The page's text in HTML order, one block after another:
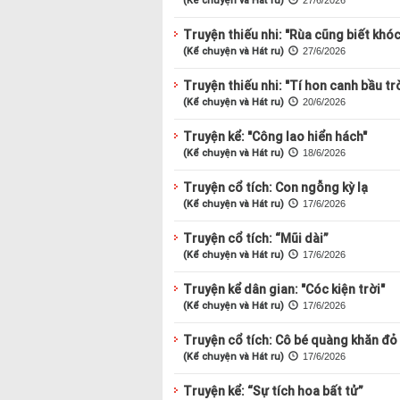
Truyện thiếu nhi: "Rùa cũng biết
(Kể chuyện và Hát ru) 27/6/2026
Truyện thiếu nhi: "Tí hon canh bầu
(Kể chuyện và Hát ru) 20/6/2026
Truyện kể: "Công lao hiển hách"
(Kể chuyện và Hát ru) 18/6/2026
Truyện cổ tích: Con ngỗng kỳ lạ
(Kể chuyện và Hát ru) 17/6/2026
Truyện cổ tích: “Mũi dài”
(Kể chuyện và Hát ru) 17/6/2026
Truyện kể dân gian: "Cóc kiện trời"
(Kể chuyện và Hát ru) 17/6/2026
Truyện cổ tích: Cô bé quàng khăn đỏ
(Kể chuyện và Hát ru) 17/6/2026
Truyện kể: “Sự tích hoa bất tử”